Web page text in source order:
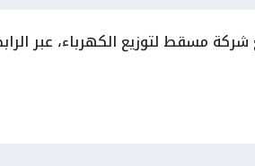
مسقط لتوزيع الكهرباء، عبر